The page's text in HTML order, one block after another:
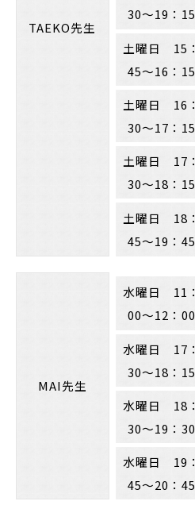
TAEKO先生
30～19：15
土曜日 15：
45～16：15
土曜日 16：
30～17：15
土曜日 17：
30～18：15
土曜日 18：
45～19：45
MAI先生
水曜日 11：
00～12：00
水曜日 17：
30～18：15
水曜日 18：
30～19：30
水曜日 19：
45～20：45